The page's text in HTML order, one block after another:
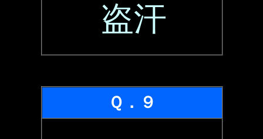
盗汗
Ｑ．９